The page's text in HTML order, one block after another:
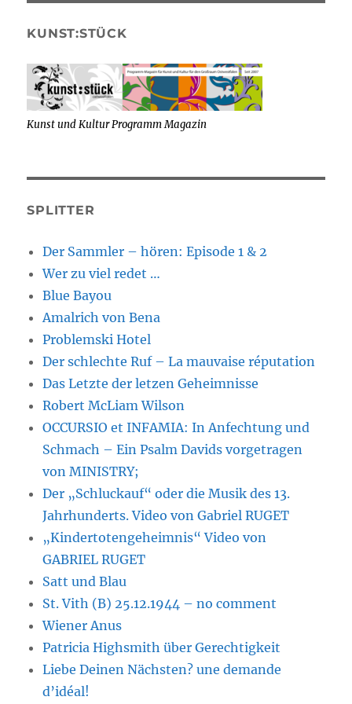
KUNST:STÜCK
Kunst und Kultur Programm Magazin
SPLITTER
Der Sammler – hören: Episode 1 & 2
Wer zu viel redet …
Blue Bayou
Amalrich von Bena
Problemski Hotel
Der schlechte Ruf – La mauvaise réputation
Das Letzte der letzen Geheimnisse
Robert McLiam Wilson
OCCURSIO et INFAMIA: In Anfechtung und
Schmach – Ein Psalm Davids vorgetragen
von MINISTRY;
Der „Schluckauf“ oder die Musik des 13.
Jahrhunderts. Video von Gabriel RUGET
„Kindertotengeheimnis“ Video von
GABRIEL RUGET
Satt und Blau
St. Vith (B) 25.12.1944 – no comment
Wiener Anus
Patricia Highsmith über Gerechtigkeit
Liebe Deinen Nächsten? une demande
d’idéal!